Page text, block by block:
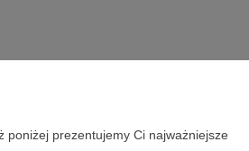
poniżej prezentujemy Ci najważniejsze